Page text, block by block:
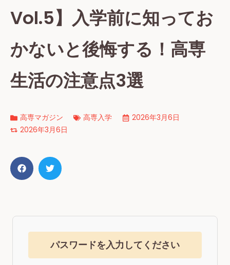
Vol.5】入学前に知ってお
かないと後悔する！高専
生活の注意点3選
高専マガジン 高専入学
2026年3月6日
2026年3月6日
パスワードを入力してください